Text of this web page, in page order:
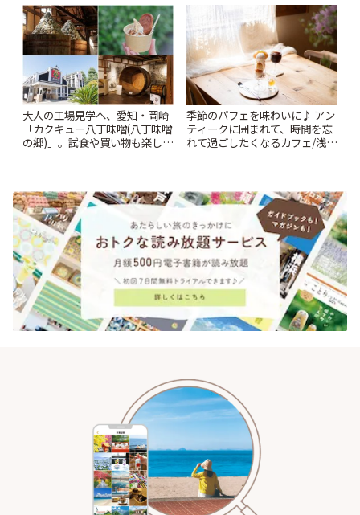
大人の工場見学へ、愛知・岡崎
「カクキュー八丁味噌(八丁味噌
の郷)」。試食や買い物も楽しみ
季節のパフェを味わいに♪ アン
ティークに囲まれて、時間を忘
れて過ごしたくなるカフェ/浅草